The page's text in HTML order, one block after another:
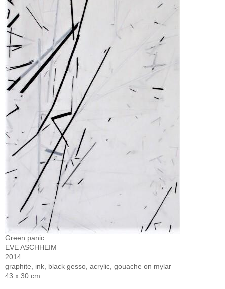
Green panic
EVE ASCHHEIM
2014
graphite, ink, black gesso, acrylic, gouache on mylar
43 x 30 cm